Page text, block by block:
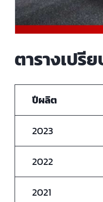
ตารางเปรี
ปีผลิต
2023
2022
2021